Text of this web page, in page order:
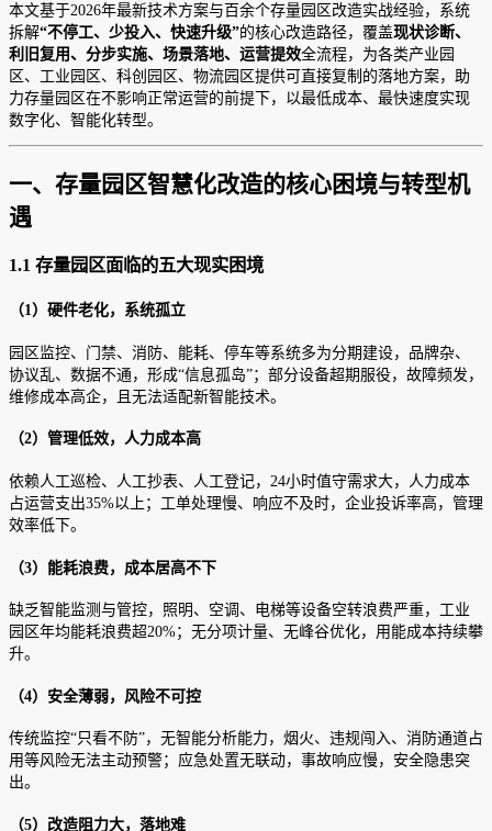
本文基于2026年最新技术方案与百余个存量园区改造实战经验，系统
拆解“不停工、少投入、快速升级”的核心改造路径，覆盖现状诊断、
利旧复用、分步实施、场景落地、运营提效全流程，为各类产业园
区、工业园区、科创园区、物流园区提供可直接复制的落地方案，助
力存量园区在不影响正常运营的前提下，以最低成本、最快速度实现
数字化、智能化转型。
一、存量园区智慧化改造的核心困境与转型机
遇
1.1 存量园区面临的五大现实困境
（1）硬件老化，系统孤立
园区监控、门禁、消防、能耗、停车等系统多为分期建设，品牌杂、
协议乱、数据不通，形成“信息孤岛”；部分设备超期服役，故障频发，
维修成本高企，且无法适配新智能技术。
（2）管理低效，人力成本高
依赖人工巡检、人工抄表、人工登记，24小时值守需求大，人力成本
占运营支出35%以上；工单处理慢、响应不及时，企业投诉率高，管理
效率低下。
（3）能耗浪费，成本居高不下
缺乏智能监测与管控，照明、空调、电梯等设备空转浪费严重，工业
园区年均能耗浪费超20%；无分项计量、无峰谷优化，用能成本持续攀
升。
（4）安全薄弱，风险不可控
传统监控“只看不防”，无智能分析能力，烟火、违规闯入、消防通道占
用等风险无法主动预警；应急处置无联动，事故响应慢，安全隐患突
出。
（5）改造阻力大，落地难